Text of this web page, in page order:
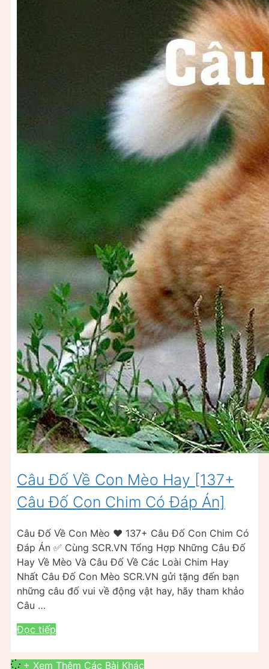
Câu Đố Về Con Mèo Hay [137+
Câu Đố Con Chim Có Đáp Án]
Câu Đố Về Con Mèo ❤️️ 137+ Câu Đố Con Chim Có
Đáp Án ✅ Cùng SCR.VN Tổng Hợp Những Câu Đố
Hay Về Mèo Và Câu Đố Về Các Loài Chim Hay
Nhất Câu Đố Con Mèo SCR.VN gửi tặng đến bạn
những câu đố vui về động vật hay, hãy tham khảo
Câu …
Đọc tiếp
+ Xem Thêm Các Bài Khác